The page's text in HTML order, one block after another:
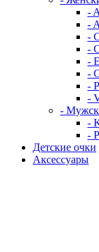
-
-
-
-
-
-
-
-
-
-
-
Детские очки
Аксессуары